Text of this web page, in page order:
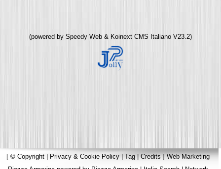
(powered by Speedy Web & Koinext CMS Italiano V23.2)
[ © Copyright | Privacy & Cookie Policy | Tag|Credits]Web Marketing